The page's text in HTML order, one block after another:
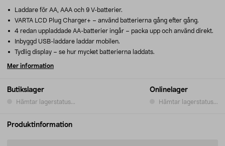
Butikslager
Hämtar lagerstatus...
Onlinelager
Hämtar lagerstatus...
Laddare för AA, AAA och 9 V-batterier.
VARTA LCD Plug Charger+ – använd batterierna gång efter gång.
4 redan uppladdade AA-batterier ingår – packa upp och använd direkt.
Inbyggd USB-laddare laddar mobilen.
Tydlig display – se hur mycket batterierna laddats.
Mer information
Produktinformation